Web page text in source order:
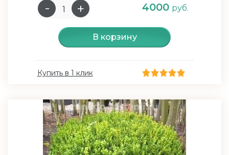
4000 руб.
В корзину
Купить в 1 клик